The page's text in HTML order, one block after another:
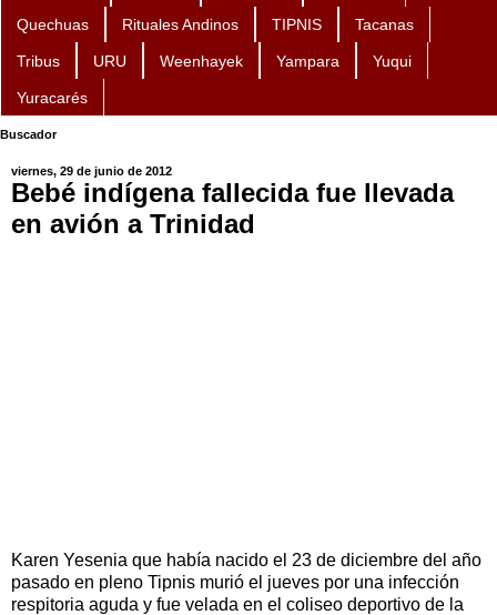
Quechuas Rituales Andinos TIPNIS Tacanas
Tribus URU Weenhayek Yampara Yuqui
Yuracarés
Buscador
viernes, 29 de junio de 2012
Bebé indígena fallecida fue llevada
en avión a Trinidad
Karen Yesenia que había nacido el 23 de diciembre del año
pasado en pleno Tipnis murió el jueves por una infección
respitoria aguda y fue velada en el coliseo deportivo de la